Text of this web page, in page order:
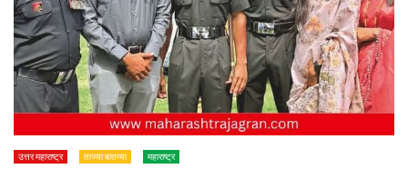
उत्तर महाराष्ट्र ताज्या बातम्या महाराष्ट्र